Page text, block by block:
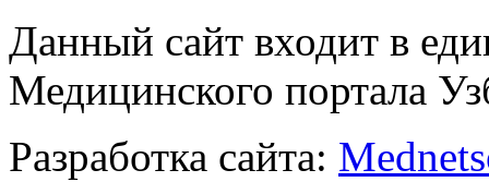
Данный сайт входит в
Медицинского портала
Разработка сайта: